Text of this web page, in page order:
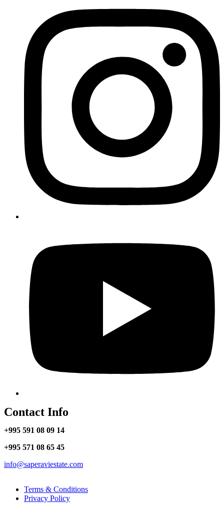
Contact Info
+995 591 08 09 14
+995 571 08 65 45
info@saperaviestate.com
Terms & Conditions
Privacy Policy